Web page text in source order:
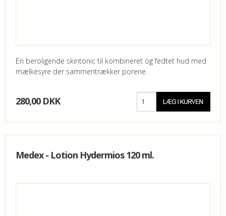
En beroligende skintonic til kombineret og fedtet hud med
mælkesyre der sammentrækker porene.
280,00 DKK
Medex - Lotion Hydermios 120 ml.